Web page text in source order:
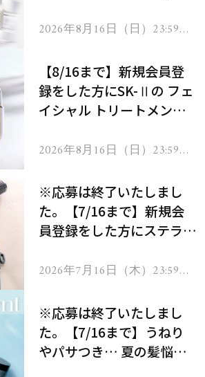
2026年8月16日（日）23:59ま
【8/16まで】新規会員登
録をした方にSK-Ⅱの フェ
イシャル トリートメント
2026年8月16日（日）23:59ま
※応募は終了いたしまし
た。【7/16まで】新規会
員登録をした方にステラボ
ヘアドライヤー ジュエル
2026年7月16日（木）23:59ま
※応募は終了いたしまし
た。【7/16まで】うねり
やパサつき… 夏の髪悩み